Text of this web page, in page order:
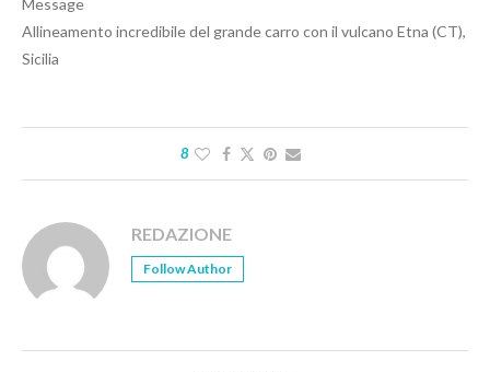
Allineamento incredibile del grande carro con il vulcano Etna (CT),
Sicilia
8
REDAZIONE
Follow Author